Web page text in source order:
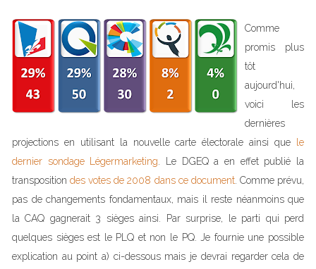
Comme
promis plus
tôt
aujourd'hui,
voici les
dernières
projections en utilisant la nouvelle carte électorale ainsi que
le
dernier sondage Légermarketing . Le DGEQ a en effet publié la
transpositiondes votes de 2008 dans ce document. Comme prévu,
pas de changements fondamentaux, mais il reste néanmoins que
la CAQ gagnerait 3 sièges ainsi. Par surprise, le parti qui perd
quelques sièges est le PLQ et non le PQ. Je fournie une possible
explication au point a) ci-dessous mais je devrai regarder cela de